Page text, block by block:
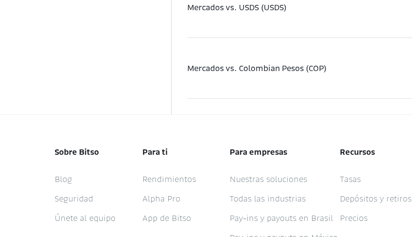
Mercados vs. USDS (USDS)
Mercados vs. Colombian Pesos (COP)
Sobre Bitso
Blog
Seguridad
Únete al equipo
Para ti
Rendimientos
Alpha Pro
App de Bitso
Para empresas
Nuestras soluciones
Todas las industrias
Pay-ins y payouts en Brasil
Recursos
Tasas
Depósitos y retiros
Precios